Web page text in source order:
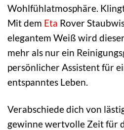
Wohlfühlatmosphäre.
Mit dem Eta Rover
elegantem Weiß wird
mehr als nur ein
persönlicher Assistent für
entspanntes Leben.
Verabschiede dich von
gewinne wertvolle Zeit für